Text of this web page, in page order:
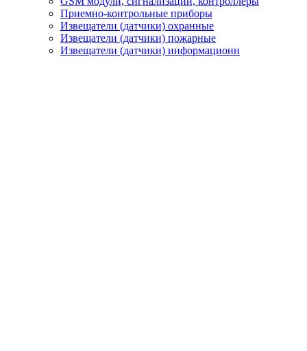
Приемно-контрольные приборы
Извещатели (датчики) охранные
Извещатели (датчики) пожарные
Извещатели (датчики) информационн